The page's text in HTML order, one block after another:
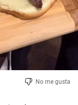
No me gusta